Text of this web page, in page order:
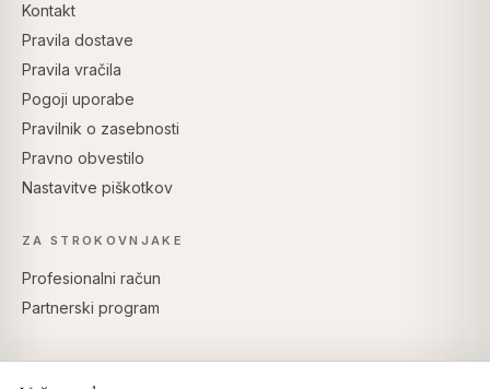
Kontakt
Pravila dostave
Pravila vračila
Pogoji uporabe
Pravilnik o zasebnosti
Pravno obvestilo
Nastavitve piškotkov
ZA STROKOVNJAKE
Profesionalni račun
Partnerski program